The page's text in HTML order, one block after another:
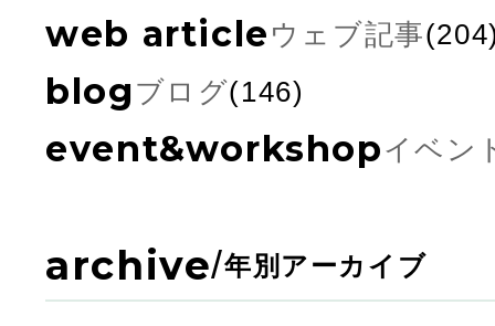
web article ウェブ記事
blog ブログ(146)
event&workshopイベン
archive/年別アーカイブ